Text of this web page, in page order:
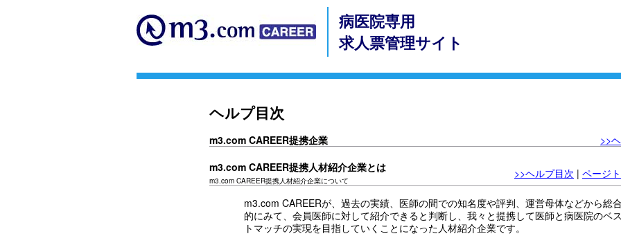
病医院専用
求人票管理サイト
ヘルプ目次
m3.com CAREER提携企業
>>
m3.com CAREER提携人材紹介企業とは
m3.com CAREER提携人材紹介企業について
>>ヘルプ目次 | ページ
m3.com CAREERが、過去の実績、医師の間での知名度や評判、運営母体などから総合
的にみて、会員医師に対して紹介できると判断し、我々と提携して医師と病医院のベス
トマッチの実現を目指していくことになった人材紹介企業です。